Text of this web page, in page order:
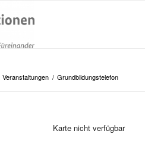
Veranstaltungen / Grundbildungstelefon
Karte nicht verfügbar